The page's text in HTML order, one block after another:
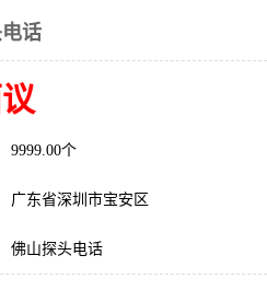
话
9999.00个
广东省深圳市宝安区
佛山探头电话